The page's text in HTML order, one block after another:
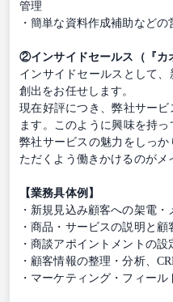
管理
・簡単な資料作成補助などの
②インサイドセールス（『カ
インサイドセールスとして
創出をお任せします。
現在好評につき、弊社サー
ます。このように興味を持
弊社サービスの魅力をしっ
ただくよう働きかけるのがメ
【業務具体例】
・新規見込み顧客への架電
・商品・サービスの説明と
・商談アポイントメントの
・顧客情報の整理・分析、
・マーケティング・フィー